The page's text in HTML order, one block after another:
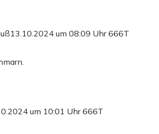
13.10.2024 um 08:09 Uhr666T
um 10:01 Uhr666T